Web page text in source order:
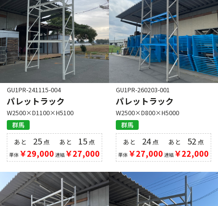
GU1PR-241115-004
パレットラック
W2500×D1100×H5100
群馬
あと 25点
単体 ￥29,000
あと 15 点
連結￥27,000
GU1PR-260203-001
パレットラック
W2500×D800×H5000
群馬
あと 24点
単体 ￥27,000
あと 52 点
連結￥22,000